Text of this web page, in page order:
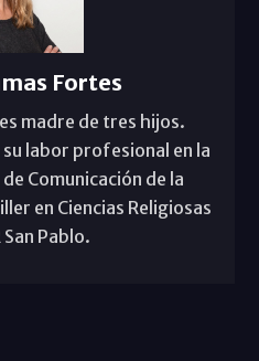
Fortes
madre de tres hijos.
labor profesional en la
Comunicación de la
en Ciencias Religiosas
San Pablo.